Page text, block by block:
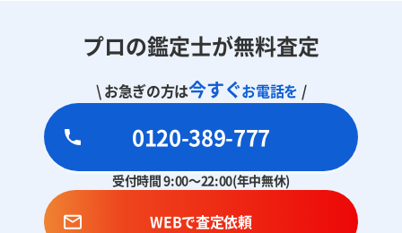
プロの鑑定士が無料査定
\ お急ぎの方は今すぐお電話を /
0120-389-777
受付時間 9:00～22:00(年中無休)
WEBで査定依頼